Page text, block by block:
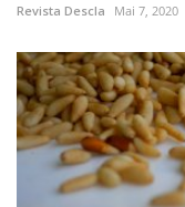
Revista Descla Mai 7, 2020